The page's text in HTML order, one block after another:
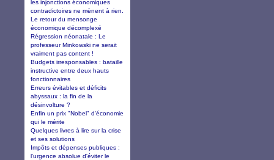
les injonctions économiques
contradictoires ne mènent à rien.
Le retour du mensonge
économique décomplexé
Régression néonatale : Le
professeur Minkowski ne serait
vraiment pas content !
Budgets irresponsables : bataille
instructive entre deux hauts
fonctionnaires
Erreurs évitables et déficits
abyssaux : la fin de la
désinvolture ?
Enfin un prix "Nobel" d'économie
qui le mérite
Quelques livres à lire sur la crise
et ses solutions
Impôts et dépenses publiques :
l'urgence absolue d'éviter le